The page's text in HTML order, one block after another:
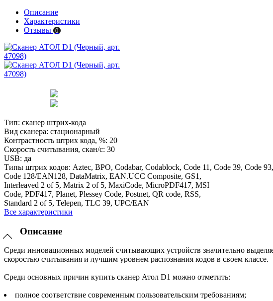
Описание
Характеристики
Отзывы 0
Тип: сканер штрих-кода
Вид сканера: стационарный
Контрастность штрих кода, %: 20
Скорость считывания, скан/с: 30
USB: да
Типы штрих кодов: Aztec, BPO, Codabar, Codablock, Code 11, Code 39, Code 93,
Code 128/EAN128, DataMatrix, EAN.UCC Composite, GS1,
Interleaved 2 of 5, Matrix 2 of 5, MaxiCode, MicroPDF417, MSI
Code, PDF417, Planet, Plessey Code, Postnet, QR code, RSS,
Standard 2 of 5, Telepen, TLC 39, UPC/EAN
Все характеристики
Описание
Среди инновационных моделей считывающих устройств значительно
скоростью считывания и лучшим уровнем распознания кодов в своем классе.
Среди основных причин купить сканер Атол D1 можно отметить:
полное соответствие современным пользовательским требованиям;